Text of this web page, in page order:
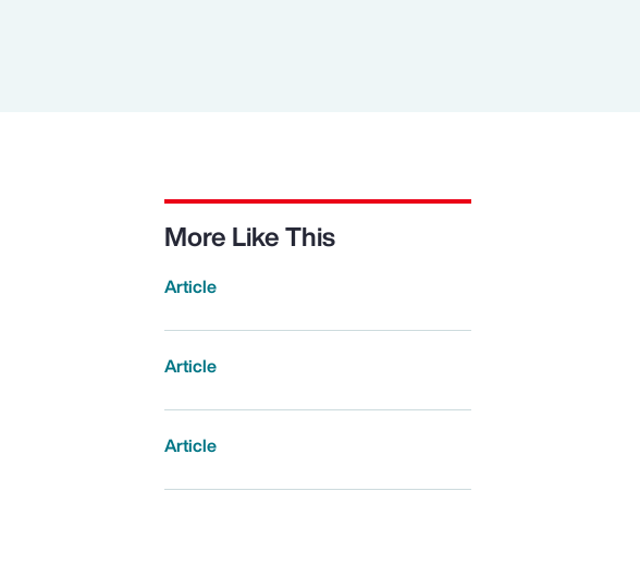
More Like This
Article
Article
Article